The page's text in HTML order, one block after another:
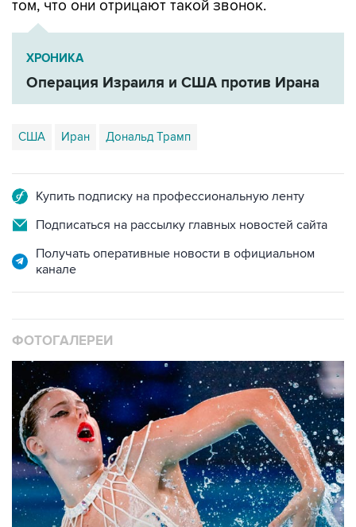
том, что они отрицают такой звонок.
ХРОНИКА
Операция Израиля и США против Ирана
США Иран Дональд Трамп
Купить подписку на профессиональную ленту
Подписаться на рассылку главных новостей сайта
Получать оперативные новости в официальном
канале
ФОТОГАЛЕРЕИ